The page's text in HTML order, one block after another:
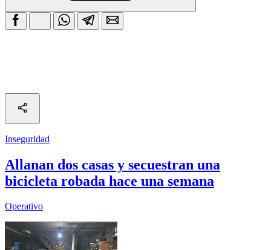
Inseguridad
Allanan dos casas y secuestran una
bicicleta robada hace una semana
Operativo